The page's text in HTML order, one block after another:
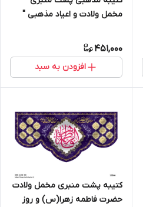
مخمل ولادت و اعیاد مذهبی "
451,000
افزودن به سبد
کتیبه پشت منبری مخمل ولادت
حضرت فاطمه زهرا(س) و روز